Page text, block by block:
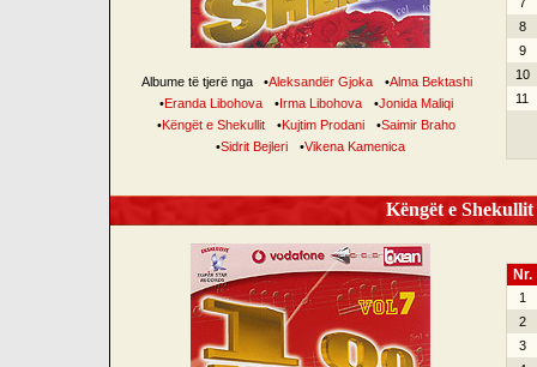
Albume të tjerë nga •Aleksandër Gjoka •Alma Bektashi
•Eranda Libohova •Irma Libohova •Jonida Maliqi
•Këngët e Shekullit •Kujtim Prodani •Saimir Braho
•Sidrit Bejleri •Vikena Kamenica
8
9
10
11
Këngët e
Nr.
1
2
3